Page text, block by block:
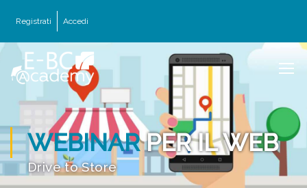
Registrati Accedi
WEBINARPER IL WEB
Drive to Store